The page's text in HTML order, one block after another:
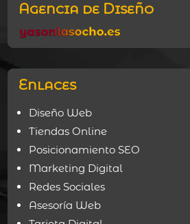
Agencia de Diseño
Enlaces
Diseño Web
Tiendas Online
Posicionamiento SEO
Marketing Digital
Redes Sociales
Asesoría Web